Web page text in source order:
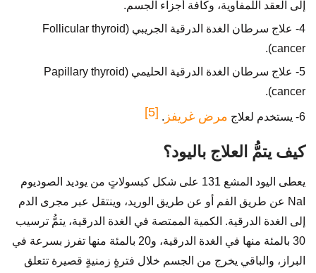
إلى العقد اللمفاوية، وكافة أجزاء الجسم.
4- علاج سرطان الغدة الدرقية الجريبي (Follicular thyroid
cancer).
5- علاج سرطان الغدة الدرقية الحليمي (Papillary thyroid
cancer).
6- يستخدم لعلاج مرض غريفز .
[5]
كيف يتمُّ العلاج باليود؟
يعطى اليود المشع 131 على شكل كبسولاتٍ من يوديد الصوديوم
NaI عن طريق الفم أو عن طريق الوريد، وينتقل عبر مجرى الدم
إلى الغدة الدرقية. الكمية الممتصة في الغدة الدرقية، يتمُّ ترسيب
30 بالمئة منها في الغدة الدرقية، و20 بالمئة منها تفرز بسرعة في
البراز، والباقي يخرج من الجسم خلال فترةٍ زمنيةٍ قصيرة تتعلق